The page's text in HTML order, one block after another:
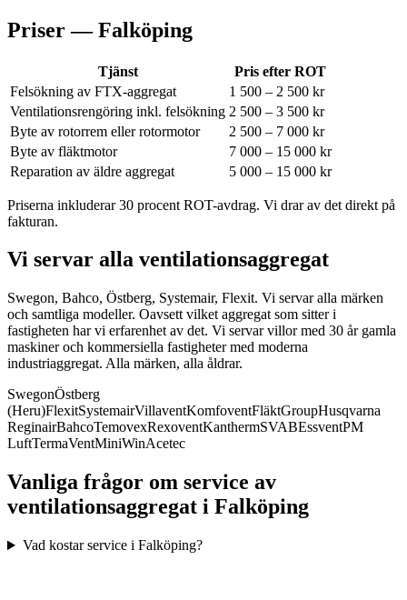
Priser —Falköping
Tjänst
Pris efter ROT
Felsökning av FTX-aggregat
1 500 – 2 500 kr
Ventilationsrengöring inkl. felsökning 2 500 – 3 500 kr
Byte av rotorrem eller rotormotor
2 500 – 7 000 kr
Byte av fläktmotor
7 000 – 15 000 kr
Reparation av äldre aggregat
5 000 – 15 000 kr
Priserna inkluderar 30 procent ROT-avdrag. Vi drar av det direkt på
fakturan.
Vi servar alla ventilationsaggregat
Swegon, Bahco, Östberg, Systemair, Flexit. Vi servar alla märken
och samtliga modeller. Oavsett vilket aggregat som sitter i
fastigheten har vi erfarenhet av det. Vi servar villor med 30 år gamla
maskiner och kommersiella fastigheter med moderna
industriaggregat. Alla märken, alla åldrar.
SwegonÖstberg
(Heru)FlexitSystemairVillaventKomfoventFläktGroupHusqvarna
ReginairBahcoTemovexRexoventKanthermSVABEssventPM
LuftTermaVentMiniWinAcetec
Vanliga frågor om service av
ventilationsaggregat i Falköping
Vad kostar service i Falköping?